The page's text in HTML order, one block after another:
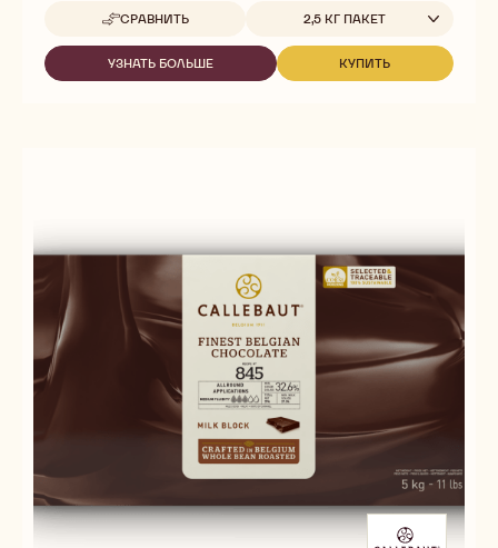
СРАВНИТЬ
-
823
Доступные размеры
2,5 КГ ПАКЕТ
УЗНАТЬ БОЛЬШЕ
-
КУПИТЬ
-